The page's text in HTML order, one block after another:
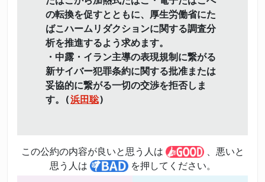
の転換を促すとともに、厚生労働省にた
ばこハームリダクションに関する調査分
析を推進するよう求めます。
・中露・イラン主導の表現規制に繋がる
新サイバー犯罪条約に関する批准または
妥協的に繋がる一切の交渉を拒否しま
す。(浜田聡)
この公約の内容が良いと思う人は
、悪いと
思う人は
を押してください。